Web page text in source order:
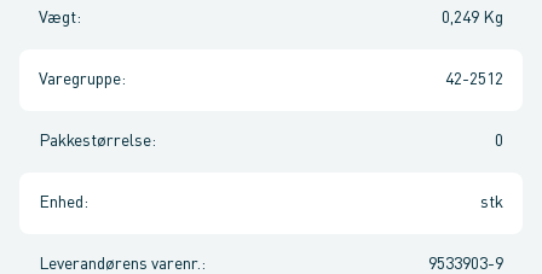
Vægt: 0,249 Kg
Varegruppe: 42-2512
Pakkestørrelse: 0
Enhed : stk
Leverandørens varenr. : 9533903-9